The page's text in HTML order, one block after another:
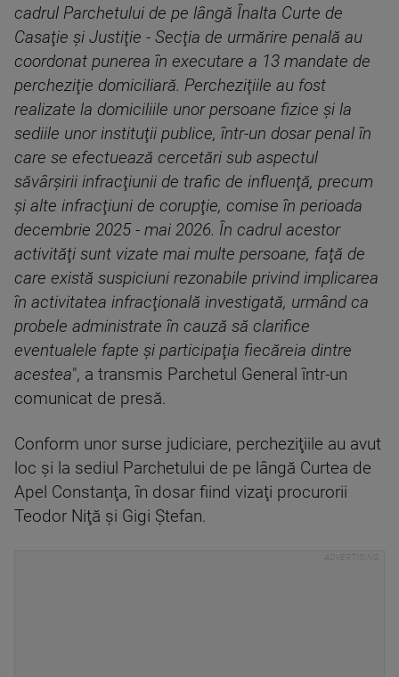
cadrul Parchetului de pe lângă Înalta Curte de
Casaţie şi Justiţie - Secţia de urmărire penală au
coordonat punerea în executare a 13 mandate de
percheziţie domiciliară. Percheziţiile au fost
realizate la domiciliile unor persoane fizice şi la
sediile unor instituţii publice, într-un dosar penal în
care se efectuează cercetări sub aspectul
săvârşirii infracţiunii de trafic de influenţă, precum
şi alte infracţiuni de corupţie, comise în perioada
decembrie 2025 - mai 2026. În cadrul acestor
activităţi sunt vizate mai multe persoane, faţă de
care există suspiciuni rezonabile privind implicarea
în activitatea infracţională investigată, urmând ca
probele administrate în cauză să clarifice
eventualele fapte şi participaţia fiecăreia dintre
acestea", a transmis Parchetul General într-un
comunicat de presă.
Conform unor surse judiciare, percheziţiile au avut
loc şi la sediul Parchetului de pe lângă Curtea de
Apel Constanţa, în dosar fiind vizaţi procurorii
Teodor Niţă şi Gigi Ştefan.